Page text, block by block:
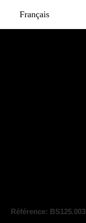
Français
Référence: BS125.003